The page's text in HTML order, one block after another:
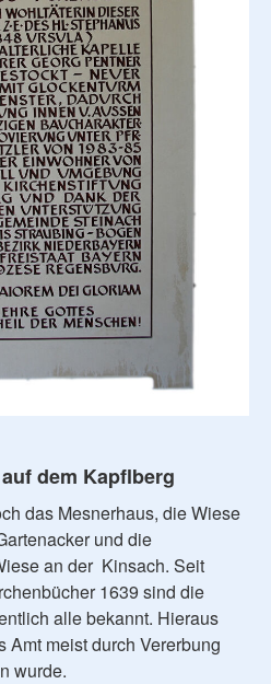
dem Kapflberg
das Mesnerhaus, die Wiese
und die
an der Kinsach. Seit
1639 sind die
alle bekannt. Hieraus
Amt meist durch Vererbung
wurde.